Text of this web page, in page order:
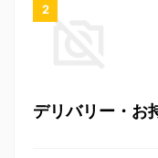
デリバリー・お